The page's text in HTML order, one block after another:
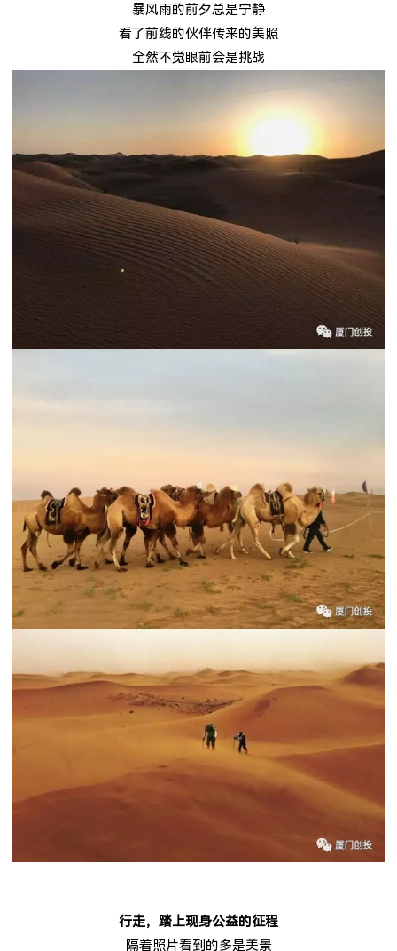
暴风雨的前夕总是宁静
看了前线的伙伴传来的美照
全然不觉眼前会是挑战
行走，踏上现身公益的征程
隔着照片看到的多是美景